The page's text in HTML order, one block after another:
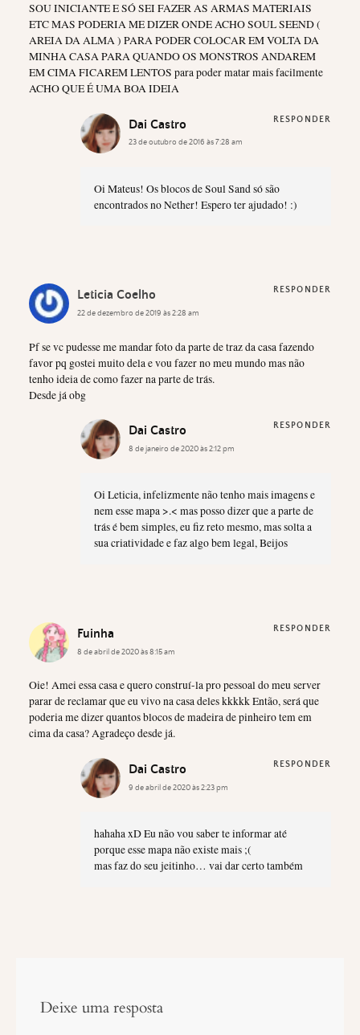
SOU INICIANTE E SÓ SEI FAZER AS ARMAS MATERIAIS
ETC MAS PODERIA ME DIZER ONDE ACHO SOUL SEEND (
AREIA DA ALMA ) PARA PODER COLOCAR EM VOLTA DA
MINHA CASA PARA QUANDO OS MONSTROS ANDAREM
EM CIMA FICAREM LENTOS para poder matar mais facilmente
ACHO QUE É UMA BOA IDEIA
Dai Castro
23 de outubro de 2016 às 7:28 am
Oi Mateus! Os blocos de Soul Sand só são
encontrados no Nether! Espero ter ajudado! :)
RESPONDER
Leticia Coelho
22 de dezembro de 2019 às 2:28 am
Pf se vc pudesse me mandar foto da parte de traz da casa fazendo
favor pq gostei muito dela e vou fazer no meu mundo mas não
tenho ideia de como fazer na parte de trás.
Desde já obg
RESPONDER
Dai Castro
8 de janeiro de 2020 às 2:12 pm
Oi Leticia, infelizmente não tenho mais imagens e
nem esse mapa >.< mas posso dizer que a parte de
trás é bem simples, eu fiz reto mesmo, mas solta a
sua criatividade e faz algo bem legal, Beijos
RESPONDER
Fuinha
8 de abril de 2020 às 8:15 am
Oie! Amei essa casa e quero construí-la pro pessoal do meu server
parar de reclamar que eu vivo na casa deles kkkkk Então, será que
poderia me dizer quantos blocos de madeira de pinheiro tem em
cima da casa? Agradeço desde já.
RESPONDER
Dai Castro
9 de abril de 2020 às 2:23 pm
hahaha xD Eu não vou saber te informar até
porque esse mapa não existe mais ;(
mas faz do seu jeitinho… vai dar certo também
RESPONDER
Deixe uma resposta